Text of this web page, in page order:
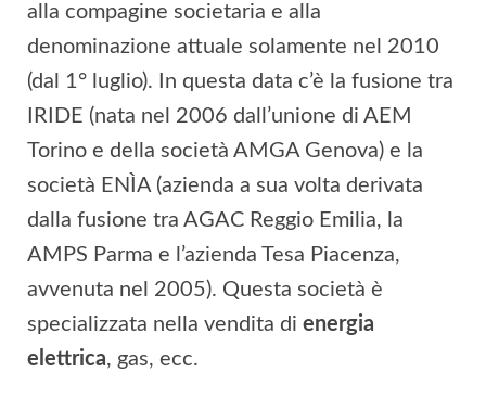
alla compagine societaria e alla
denominazione attuale solamente nel 2010
(dal 1° luglio). In questa data c’è la fusione tra
IRIDE (nata nel 2006 dall’unione di AEM
Torino e della società AMGA Genova) e la
società ENÌA (azienda a sua volta derivata
dalla fusione tra AGAC Reggio Emilia, la
AMPS Parma e l’azienda Tesa Piacenza,
avvenuta nel 2005). Questa società è
specializzata nella vendita di energia
elettrica, gas, ecc.